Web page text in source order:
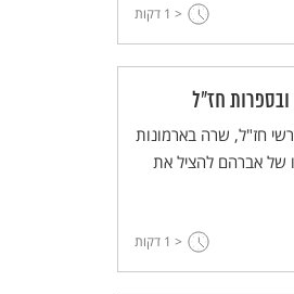
שמקורה במידת
של אברהם אבינו,
אורחים בלבד או
סדום, אלא חסד
כולה."
< 1 דקות
חז"ל
חז"ל, שרה בארמונות
של אברהם להציל את
< 1 דקות